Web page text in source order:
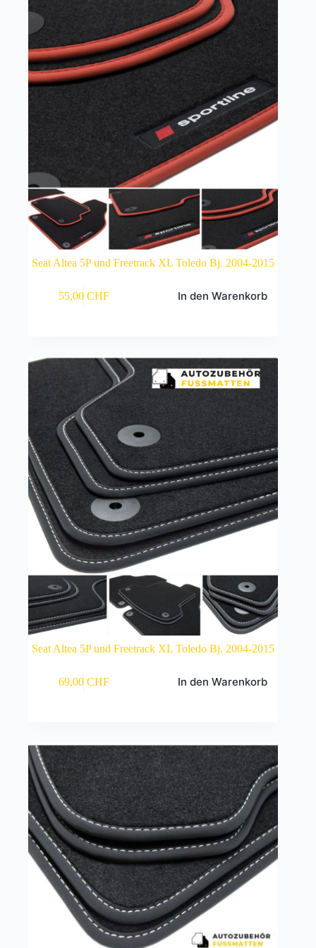
auf
Produktseite
gewählt
werden
Seat Altea 5P und Freetrack XL Toledo Bj. 2004-2015
55,00 CHF In den Warenkorb
Seat Altea 5P und Freetrack XL Toledo Bj. 2004-2015
69,00 CHF In den Warenkorb